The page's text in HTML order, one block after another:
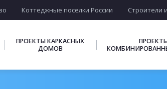
Коттеджные поселки России Строители
ПРОЕКТЫ КАРКАСНЫХ
ДОМОВ